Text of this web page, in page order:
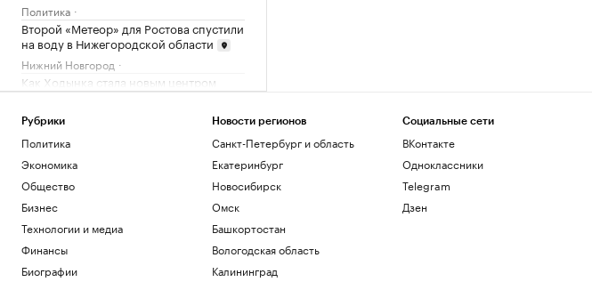
Политика
Второй «Метеор» для Ростова спустили
на воду в Нижегородской области
Нижний Новгород
Как Ходынка стала новым центром
притяжения
РБК и Stone
освободить осужденного в России
морпеха
Политика
Премьера «Одиссеи» увеличила спрос
на поэму Гомера в России
Общество
Рубрики
Политика
Экономика
Общество
Бизнес
Технологии и медиа
Финансы
Биографии
Новости регионов
Санкт-Петербург и область
Екатеринбург
Новосибирск
Омск
Башкортостан
Вологодская область
Калининград
Социальные сети
ВКонтакте
Одноклассники
Telegram
Дзен